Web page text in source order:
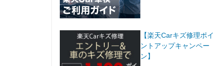
【楽天Carキズ修理ポイ
ントアップキャンペー
ン】